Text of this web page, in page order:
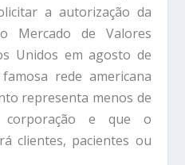
a autorização da
Mercado de Valores
Unidos em agosto de
rede americana
representa menos de
e que o
clientes, pacientes ou